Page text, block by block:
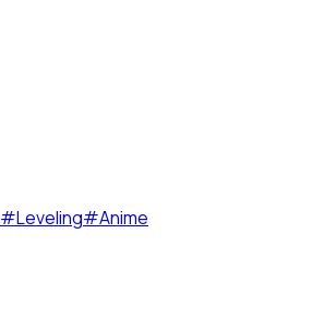
#Leveling#Anime